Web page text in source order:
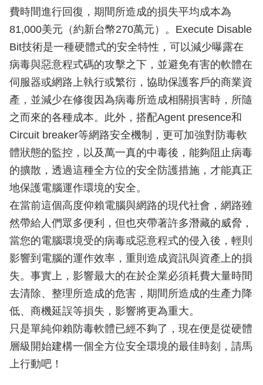
費時間進行回復，期間所造成的損失平均成本為
81,000美元（約新台幣270萬元）。Execute Disable
Bit技術是一種硬體式的安全特性，可以減少曝露在
病毒與惡意程式碼的攻擊之下，並避免有害的軟體在
伺服器或網路上執行或繁衍，協助保護客戶的商業資
產，並減少在修復因為病毒所造成相關損害時，所隨
之而來的各種成本。此外，搭配Agent presence和
Circuit breaker等網路安全機制，更可加強對防毒軟
體狀態的監控，以及萬一真的中毒後，能夠阻止病毒
的擴散，透過這種全方位的安全防護措施，才能真正
地保護電腦運作環境的安全。
在當前這個高度仰賴電腦與網路的現代社會，網路雖
然帶給人們眾多便利，但也夾帶著許多潛藏的威脅，
當您的電腦環境受的病毒或惡意程式的侵入後，輕則
影響到電腦的運作效率，重則造成資訊與資產上的損
失。事實上，影響最大的在於企業必須耗費大量時間
去清除、整理所造成的危害，期間所造成的生產力降
低、商機延誤等損失，影響將更為重大。
只是單純仰賴防毒軟體已經不夠了，現在便是從硬體
層級開始建構一個全方位安全環境的最佳時刻，請馬
上行動吧！